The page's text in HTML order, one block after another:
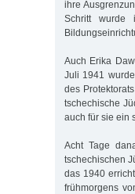
ihre
Schritt wurde
Auch Erika
Juli 1941
des
tschechische
auch für sie ein
Acht Tage
tschechischen
das 1940
frühmorgens